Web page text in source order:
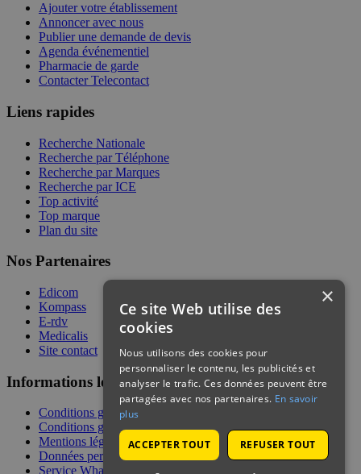
Ajouter votre établissement
Annoncer avec nous
Publier une demande de devis
Agenda événementiel
Pharmacie de garde
Contacter Telecontact
Liens rapides
Recherche Nationale
Recherche par Téléphone
Recherche par Marques
Recherche par ICE
Top activité
Top marque
Plan du site
Nos Partenaires
Edicom
Kompass
E-rdv
Medicalis
Site contact
Informations légales
Conditions générales de services
Conditions générales de vente
Mentions légales
Données personnelles
Service WhatsApp
×
Ce site Web utilise des
cookies
Nous utilisons des cookies pour
personnaliser le contenu, les publicités et
analyser le trafic. Ces données peuvent être
partagées avec nos partenaires. En savoir
plus
ACCEPTER TOUT REFUSER TOUT